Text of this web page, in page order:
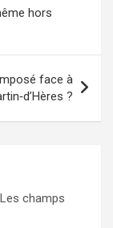
hors
face à
?
Les champs